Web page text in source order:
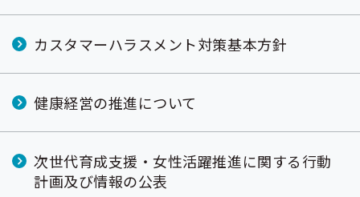
メ
ニ
カスタマーハラスメント対策基本方針
健康経営の推進について
次世代育成支援・女性活躍推進に関する行動
計画及び情報の公表